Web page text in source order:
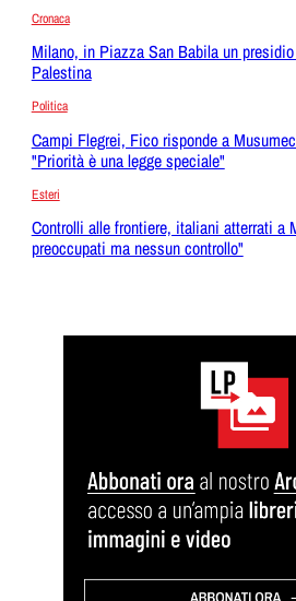
Cronaca
Milano, in Piazza San Babila un
Palestina
Politica
Campi Flegrei, Fico risponde a
"Priorità è una legge speciale"
Esteri
Controlli alle frontiere, italiani atterrati a
preoccupati ma nessun controllo"